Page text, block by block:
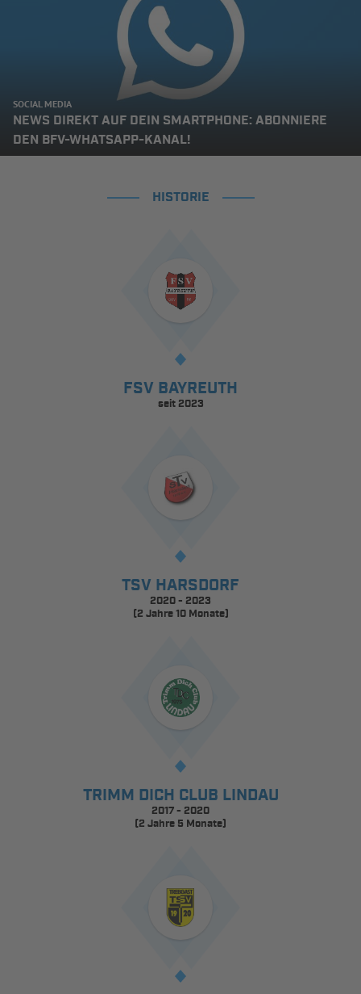
SOCIAL MEDIA
NEWS DIREKT AUF DEIN SMARTPHONE: ABONNIERE
DEN BFV-WHATSAPP-KANAL!
HISTORIE
FSV BAYREUTH
seit 2023
TSV HARSDORF
2020 - 2023
(2 Jahre 10 Monate)
TRIMM DICH CLUB LINDAU
2017 - 2020
(2 Jahre 5 Monate)